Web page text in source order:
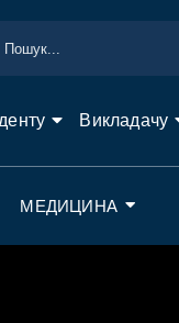
Викладачу
МЕДИЦИНА